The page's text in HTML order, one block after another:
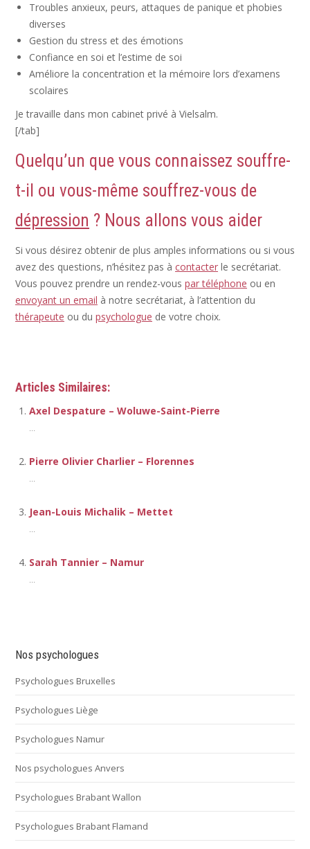
Troubles anxieux, peurs, attaques de panique et phobies
diverses
Gestion du stress et des émotions
Confiance en soi et l’estime de soi
Améliore la concentration et la mémoire lors d’examens
scolaires
Je travaille dans mon cabinet privé à Vielsalm.
[/tab]
Quelqu’un que vous connaissez souffre-
t-il ou vous-même souffrez-vous de
dépression ? Nous allons vous aider
Si vous désirez obtenir de plus amples informations ou si vous
avez des questions, n’hésitez pas à contacter le secrétariat.
Vous pouvez prendre un rendez-vous par téléphone ou en
envoyant un email à notre secrétariat, à l’attention du
thérapeute ou du psychologue de votre choix.
Articles Similaires:
Axel Despature – Woluwe-Saint-Pierre
...
Pierre Olivier Charlier – Florennes
...
Jean-Louis Michalik – Mettet
...
Sarah Tannier – Namur
...
Nos psychologues
Psychologues Bruxelles
Psychologues Liège
Psychologues Namur
Nos psychologues Anvers
Psychologues Brabant Wallon
Psychologues Brabant Flamand